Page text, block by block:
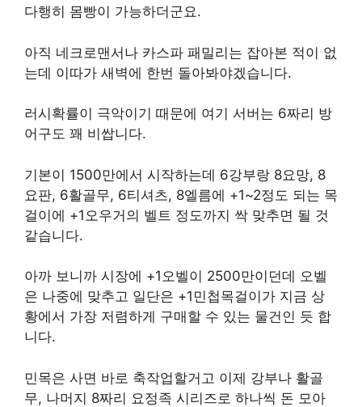
다행히 몸빵이 가능하더군요.
아직 네크로맨서나 카스파 패밀리는 잡아본 적이 없
는데 이따가 새벽에 한번 돌아봐야겠습니다.
러시확률이 극악이기 때문에 여기 서버는 6짜리 방
어구도 꽤 비쌉니다.
기본이 1500만에서 시작하는데 6강부랑 8요망, 8
요판, 6활골무, 6티셔츠, 8엘름에 +1~2정도 되는 목
걸이에 +1오우거의 벨트 정도까지 싹 맞추면 될 것
같습니다.
아까 보니까 시장에 +1오벨이 2500만이던데 오벨
은 나중에 맞추고 일단은 +1민첩목걸이가 지금 상
황에서 가장 저렴하게 구매할 수 있는 물건인 듯 합
니다.
민목은 사면 바로 축작업할거고 이제 강부나 활골
무, 나머지 8짜리 요정족 시리즈로 하나씩 돈 모아